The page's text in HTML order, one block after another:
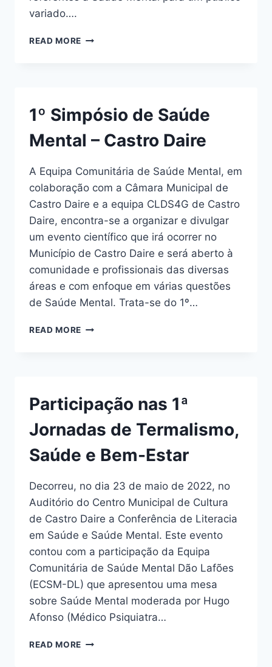
variado….
READ MORE
CASTRO
DAIRE
1º Simpósio de Saúde
Mental – Castro Daire
A Equipa Comunitária de Saúde Mental, em
colaboração com a Câmara Municipal de
Castro Daire e a equipa CLDS4G de Castro
Daire, encontra-se a organizar e divulgar
um evento científico que irá ocorrer no
Município de Castro Daire e será aberto à
comunidade e profissionais das diversas
áreas e com enfoque em várias questões
de Saúde Mental. Trata-se do 1º…
READ MORE
CASTRO
DAIRE
Participação nas 1ª
Jornadas de Termalismo,
Saúde e Bem-Estar
Decorreu, no dia 23 de maio de 2022, no
Auditório do Centro Municipal de Cultura
de Castro Daire a Conferência de Literacia
em Saúde e Saúde Mental. Este evento
contou com a participação da Equipa
Comunitária de Saúde Mental Dão Lafões
(ECSM-DL) que apresentou uma mesa
sobre Saúde Mental moderada por Hugo
Afonso (Médico Psiquiatra…
READ MORE PARTICIPAÇÃO